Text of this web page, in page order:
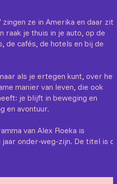
zingen ze in Amerika en daar zit
raak je thuis in je auto, op de
de cafés, de hotels en bij de
als je ertegen kunt, over het
manier van leven, die ook
je blijft in beweging en
en avontuur.
van Alex Roeka is
onder-weg-zijn. De titel is